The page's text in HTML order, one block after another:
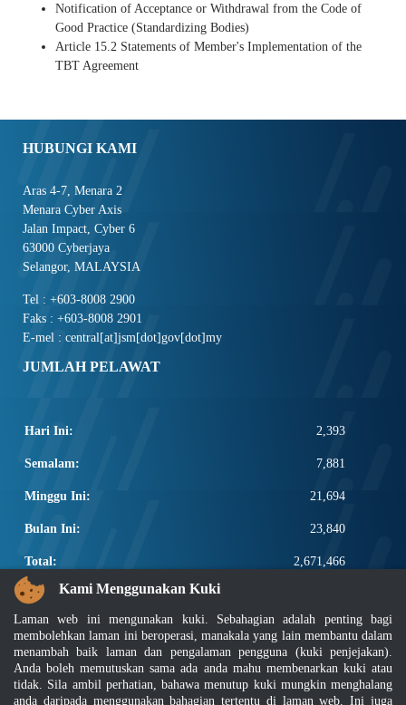
Notification of Acceptance or Withdrawal from the Code of
Good Practice (Standardizing Bodies)
Article 15.2 Statements of Member's Implementation of the
TBT Agreement
HUBUNGI KAMI
Aras 4-7, Menara 2
Menara Cyber Axis
Jalan Impact, Cyber 6
63000 Cyberjaya
Selangor, MALAYSIA
Tel : +603-8008 2900
Faks : +603-8008 2901
E-mel : central[at]jsm[dot]gov[dot]my
JUMLAH PELAWAT
Hari Ini: 2,393
Semalam: 7,881
Minggu Ini: 21,694
Bulan Ini: 23,840
Total: 2,671,466
PAUTAN POPULAR
Elektroteknikal, ICT dan Pembinaan
Other Notification Search
Regular Notification Search
Notification Subscription
Kami Menggunakan Kuki
Laman web ini mengunakan kuki. Sebahagian adalah penting bagi
membolehkan laman ini beroperasi, manakala yang lain membantu dalam
menambah baik laman dan pengalaman pengguna (kuki penjejakan).
Anda boleh memutuskan sama ada anda mahu membenarkan kuki atau
tidak. Sila ambil perhatian, bahawa menutup kuki mungkin menghalang
anda daripada menggunakan bahagian tertentu di laman web. Ini juga